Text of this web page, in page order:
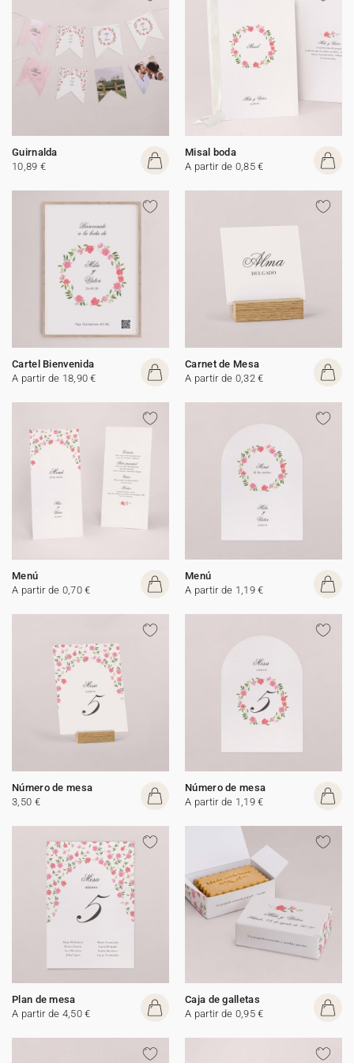
Guirnalda
10,89 €
Misal boda
A partir de 0,85 €
Cartel Bienvenida
A partir de 18,90 €
Carnet de Mesa
A partir de 0,32 €
Menú
A partir de 0,70 €
Menú
A partir de 1,19 €
Número de mesa
3,50 €
Número de mesa
A partir de 1,19 €
Plan de mesa
A partir de 4,50 €
Caja de galletas
A partir de 0,95 €